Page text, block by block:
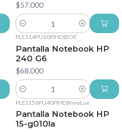
$57.000
Cantidad
PLES14PU30PIHD|BOE
Pantalla Notebook HP
240 G6
$68.000
Cantidad
PLES156PU40PIHD|InnoLux
Pantalla Notebook HP
15-g010la